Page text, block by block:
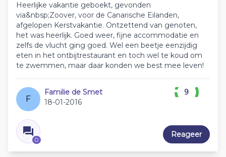
Heerlijke vakantie geboekt, gevonden
via&nbsp;Zoover, voor de Canarische Eilanden,
afgelopen Kerstvakantie. Ontzettend van genoten,
het was heerlijk. Goed weer, fijne accommodatie en
zelfs de vlucht ging goed. Wel een beetje eenzijdig
eten in het ontbijtrestaurant en toch wel te koud om
te zwemmen, maar daar konden we best mee leven!
F
Familie de Smet
18-01-2016
0
9
Reageer